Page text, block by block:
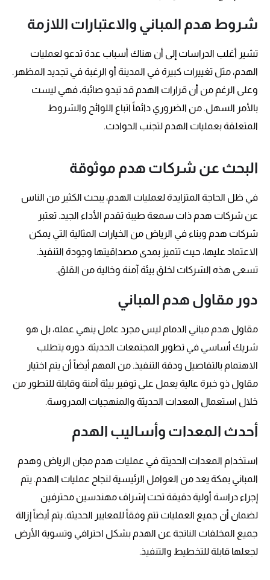
شروط هدم المباني والاعتبارات اللازمة
تشير أغلب الدراسات إلى أن هناك أسباب عدة تدعو لعمليات
الهدم، مثل تغييرات كبيرة في المدينة أو الرغبة في تجديد المظهر.
وعلى الرغم من أن قرارات الهدم قد تبدو صائبة، فهي ليست
بالأمر السهل. من الضروري دائماً اتباع اللوائح والشروط
المتعلقة بعمليات الهدم لتجنب الحوادث.
البحث عن شركات هدم موثوقة
في ظل الحاجة المتزايدة لعمليات الهدم، يبحث الكثير من الناس
عن شركات هدم ذات سمعة طيبة تقدم الأداء الجيد. تعتبر
شركات هدم وبناء في الرياض من الخيارات المثالية التي يمكن
الاعتماد عليها، حيث تتميز بمدى مصداقيتها وجودة التنفيذ.
تسعى هذه الشركات لخلق بيئة آمنة وخالية من القلق.
دور مقاول هدم المباني
مقاول هدم مباني الدمام ليس مجرد عامل ينهي عمله، بل هو
شريك أساسي في تطوير المجتمعات الحديثة. دوره يتطلب
الاهتمام بالتفاصيل ودقة التنفيذ. من المهم أيضاً أن يتم اختيار
مقاول ذو خبرة عالية يعمل على توفير بيئة آمنة وقابلة للتطور من
خلال استعمال المعدات الحديثة والمنهجيات المدروسة.
أحدث المعدات وأساليب الهدم
استخدام المعدات الحديثة في عمليات هدم مجان الرياض وهدم
المباني بمكة يعد من العوامل الرئيسية لنجاح عمليات الهدم. يتم
إجراء دراسة أولية دقيقة تحت إشراف مهندسين محترفين
لضمان أن جميع العمليات تتم وفقاً للمعايير الحديثة. يتم أيضاً إزالة
جميع المخلفات الناتجة عن الهدم بشكل احترافي وتسوية الأرض
لجعلها قابلة للتخطيط والتنفيذ.